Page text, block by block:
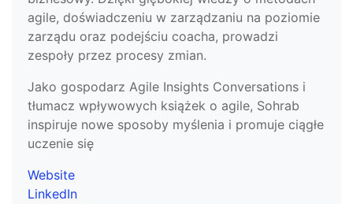
agile, doświadczeniu w zarządzaniu na poziomie
zarządu oraz podejściu coacha, prowadzi
zespoły przez procesy zmian.
Jako gospodarz Agile Insights Conversations i
tłumacz wpływowych książek o agile, Sohrab
inspiruje nowe sposoby myślenia i promuje ciągłe
uczenie się
Website
LinkedIn